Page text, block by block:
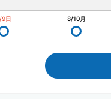
9日 8/10月